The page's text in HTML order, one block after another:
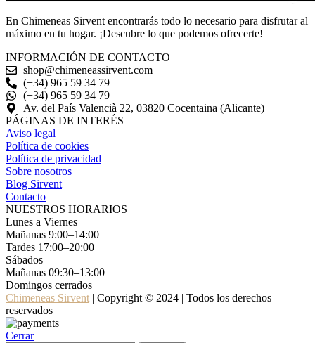
En Chimeneas Sirvent encontrarás todo lo necesario para disfrutar al
máximo en tu hogar. ¡Descubre lo que podemos ofrecerte!
INFORMACIÓN DE CONTACTO
shop@chimeneassirvent.com
(+34) 965 59 34 79
(+34) 965 59 34 79
Av. del País Valencià 22, 03820 Cocentaina (Alicante)
PÁGINAS DE INTERÉS
Aviso legal
Política de cookies
Política de privacidad
Sobre nosotros
Blog Sirvent
Contacto
NUESTROS HORARIOS
Lunes a Viernes
Mañanas 9:00–14:00
Tardes 17:00–20:00
Sábados
Mañanas 09:30–13:00
Domingos cerrados
Chimeneas Sirvent| Copyright © 2024 | Todos los derechos
reservados
Cerrar